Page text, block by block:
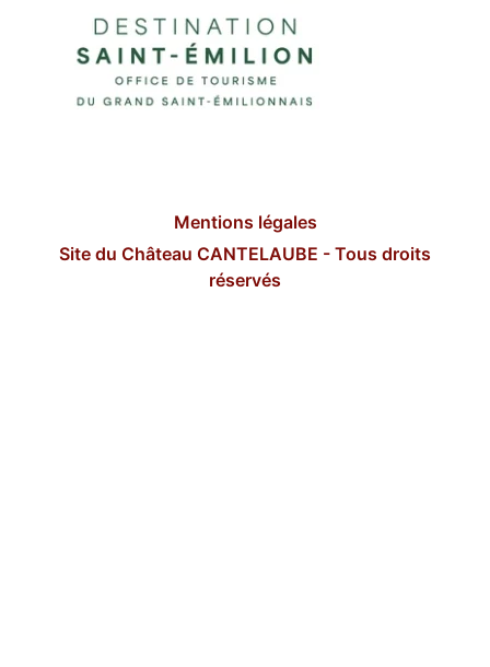
Mentions légales
Site du Château CANTELAUBE - Tous droits
réservés